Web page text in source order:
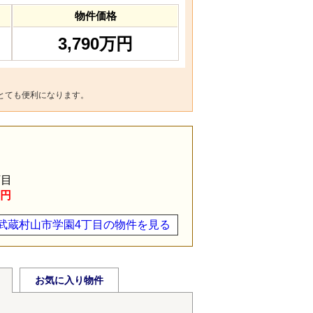
物件価格
3,790万円
も便利になります。
蔵村山市学園4丁目の物件を見る
お気に入り物件